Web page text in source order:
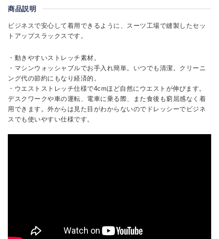
商品説明
ビジネスで安心して着用できるように、スーツ工場で縫製したセッ
トアップスラックスです。
・動きやすいストレッチ素材。
・マシンウォッシャブルでお手入れ簡単。いつでも清潔。クリーニ
ング代の節約にもなり経済的。
・ウエストストレッチ仕様で4cmほど自然にウエストが伸びます。
デスクワークや車の運転、電車に乗る際、また食後も窮屈感なく着
用できます。外からは見た目がわからないのでドレッシーでビジネ
スでも使いやすい仕様です。